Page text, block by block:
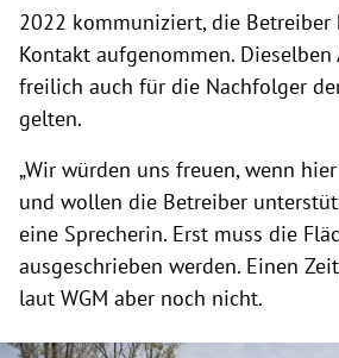
2022 kommuniziert, die Betreiber
Kontakt aufgenommen.
freilich auch für die Nachfolger der
gelten.
„Wir würden uns freuen, wenn
und wollen die Betreiber
eine Sprecherin. Erst muss die
ausgeschrieben werden. Einen
laut WGM aber noch nicht.